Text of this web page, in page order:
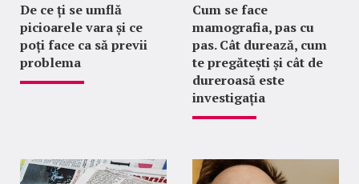
De ce ți se umflă
picioarele vara și ce
poți face ca să previi
problema
Cum se face
mamografia, pas cu
pas. Cât durează, cum
te pregătești și cât de
dureroasă este
investigația